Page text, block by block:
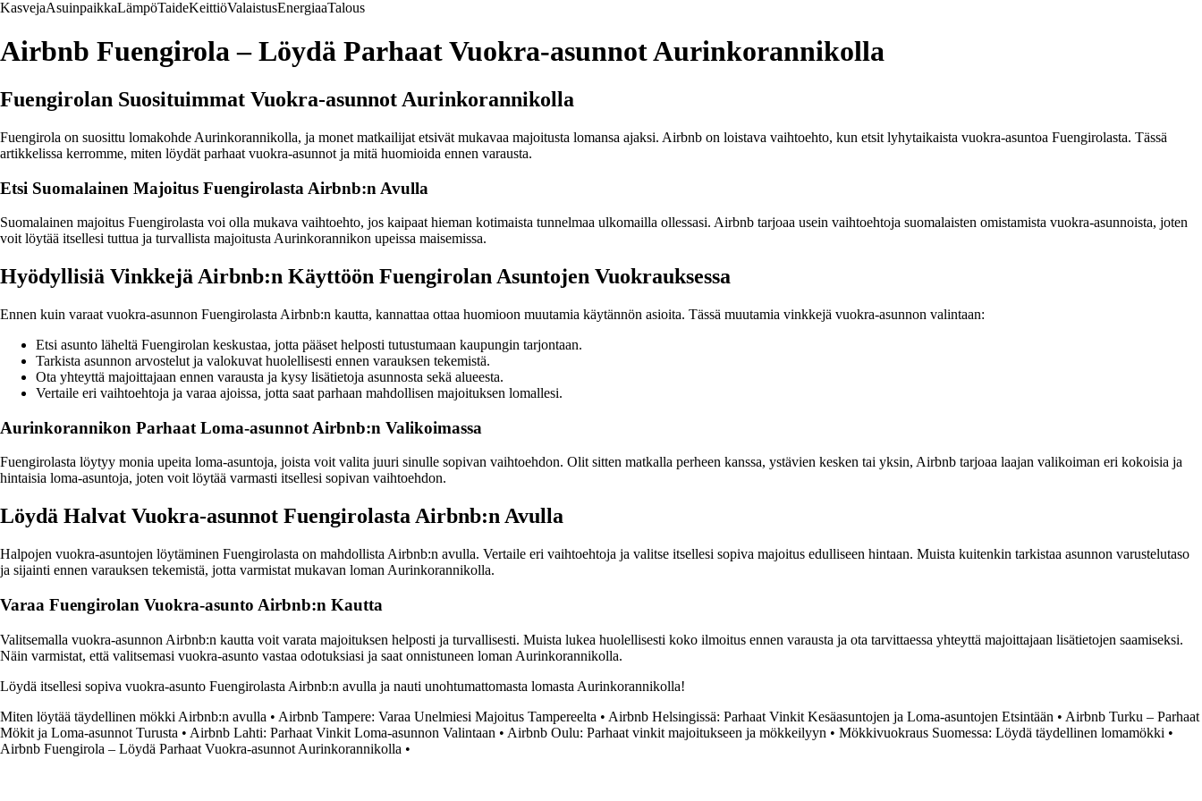
KasvejaAsuinpaikkaLämpöTaideKeittiöValaistusEnergiaaTalous
Airbnb Fuengirola – Löydä Parhaat Vuokra-asunnot Aurinkorannikolla
Fuengirolan Suosituimmat Vuokra-asunnot Aurinkorannikolla
Fuengirola on suosittu lomakohde Aurinkorannikolla, ja monet matkailijat etsivät mukavaa majoitusta lomansa ajaksi. Airbnb on loistava vaihtoehto, kun etsit lyhytaikaista vuokra-asuntoa Fuengirolasta. Tässä
artikkelissa kerromme, miten löydät parhaat vuokra-asunnot ja mitä huomioida ennen varausta.
Etsi Suomalainen Majoitus Fuengirolasta Airbnb:n Avulla
Suomalainen majoitus Fuengirolasta voi olla mukava vaihtoehto, jos kaipaat hieman kotimaista tunnelmaa ulkomailla ollessasi. Airbnb tarjoaa usein vaihtoehtoja suomalaisten omistamista vuokra-asunnoista, joten
voit löytää itsellesi tuttua ja turvallista majoitusta Aurinkorannikon upeissa maisemissa.
Hyödyllisiä Vinkkejä Airbnb:n Käyttöön Fuengirolan Asuntojen Vuokrauksessa
Ennen kuin varaat vuokra-asunnon Fuengirolasta Airbnb:n kautta, kannattaa ottaa huomioon muutamia käytännön asioita. Tässä muutamia vinkkejä vuokra-asunnon valintaan:
Etsi asunto läheltä Fuengirolan keskustaa, jotta pääset helposti tutustumaan kaupungin tarjontaan.
Tarkista asunnon arvostelut ja valokuvat huolellisesti ennen varauksen tekemistä.
Ota yhteyttä majoittajaan ennen varausta ja kysy lisätietoja asunnosta sekä alueesta.
Vertaile eri vaihtoehtoja ja varaa ajoissa, jotta saat parhaan mahdollisen majoituksen lomallesi.
Aurinkorannikon Parhaat Loma-asunnot Airbnb:n Valikoimassa
Fuengirolasta löytyy monia upeita loma-asuntoja, joista voit valita juuri sinulle sopivan vaihtoehdon. Olit sitten matkalla perheen kanssa, ystävien kesken tai yksin, Airbnb tarjoaa laajan valikoiman eri kokoisia ja
hintaisia loma-asuntoja, joten voit löytää varmasti itsellesi sopivan vaihtoehdon.
Löydä Halvat Vuokra-asunnot Fuengirolasta Airbnb:n Avulla
Halpojen vuokra-asuntojen löytäminen Fuengirolasta on mahdollista Airbnb:n avulla. Vertaile eri vaihtoehtoja ja valitse itsellesi sopiva majoitus edulliseen hintaan. Muista kuitenkin tarkistaa asunnon varustelutaso
ja sijainti ennen varauksen tekemistä, jotta varmistat mukavan loman Aurinkorannikolla.
Varaa Fuengirolan Vuokra-asunto Airbnb:n Kautta
Valitsemalla vuokra-asunnon Airbnb:n kautta voit varata majoituksen helposti ja turvallisesti. Muista lukea huolellisesti koko ilmoitus ennen varausta ja ota tarvittaessa yhteyttä majoittajaan lisätietojen saamiseksi.
Näin varmistat, että valitsemasi vuokra-asunto vastaa odotuksiasi ja saat onnistuneen loman Aurinkorannikolla.
Löydä itsellesi sopiva vuokra-asunto Fuengirolasta Airbnb:n avulla ja nauti unohtumattomasta lomasta Aurinkorannikolla!
Miten löytää täydellinen mökki Airbnb:n avulla • Airbnb Tampere: Varaa Unelmiesi Majoitus Tampereelta • Airbnb Helsingissä: Parhaat Vinkit Kesäasuntojen ja Loma-asuntojen Etsintään • Airbnb Turku – Parhaat
Mökit ja Loma-asunnot Turusta • Airbnb Lahti: Parhaat Vinkit Loma-asunnon Valintaan • Airbnb Oulu: Parhaat vinkit majoitukseen ja mökkeilyyn • Mökkivuokraus Suomessa: Löydä täydellinen lomamökki •
Airbnb Fuengirola – Löydä Parhaat Vuokra-asunnot Aurinkorannikolla •